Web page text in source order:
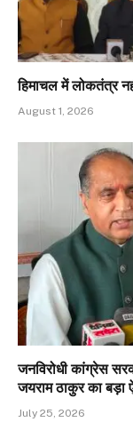
हिमाचल में लोकतंत्र
August 1, 2026
जनविरोधी कांग्रेस
जयराम ठाकुर का बड़ा
July 25, 2026